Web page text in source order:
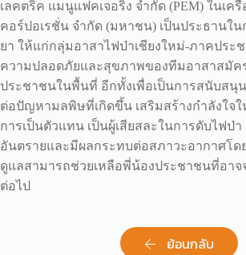
เลคตริค แมนูแฟคเจอริ่ง จำกัด (PEM) ในเค
คอร์ปอเรชั่น จำกัด (มหาชน) เป็นประธานใ
ยา ให้แก่กลุ่มอาสาไฟป่าเชียงใหม่-ภาคประ
ความปลอดภัยและสุขภาพของทีมอาสาสมัค
ประชาชนในพื้นที่ อีกทั้งเพื่อเป็นการสนับส
ต่อปัญหามลพิษที่เกิดขึ้น เสริมสร้างกำลังใจ
การเป็นตัวแทน เป็นผู้เสียสละในการดับไฟป่
อันตรายและมีผลกระทบต่อสภาวะอากาศโด
ดูแลสามารถช่วยเหลือพี่น้องประชาชนที่อาจ
ต่อไป
ย้อนกลับ